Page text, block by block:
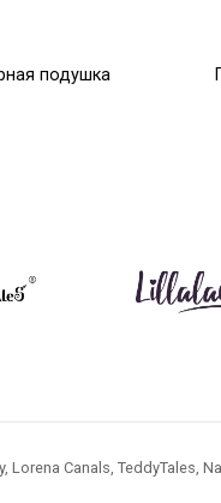
подушка
Canals, TeddyTales,